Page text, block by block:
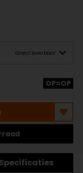
direct leverbaar
OP=OP
Specificaties